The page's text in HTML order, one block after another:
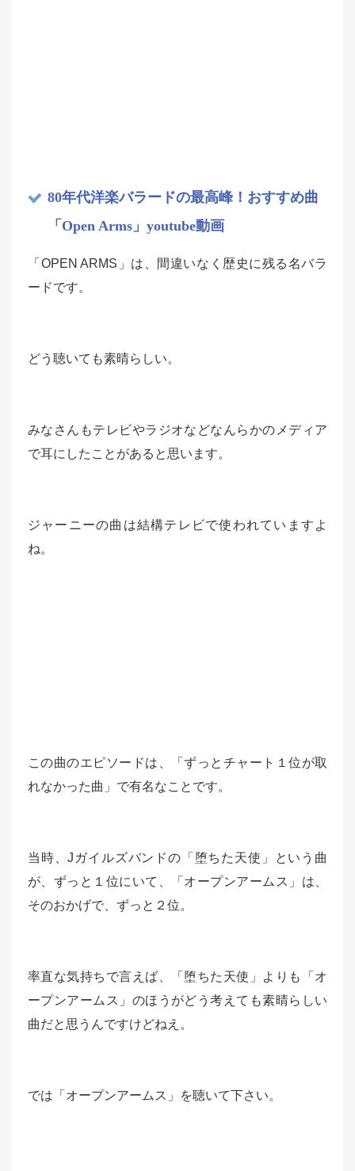
80年代洋楽バラードの最高峰！おすすめ曲
「Open Arms」youtube動画
「OPEN ARMS」は、間違いなく歴史に残る名バラ
ードです。
どう聴いても素晴らしい。
みなさんもテレビやラジオなどなんらかのメディア
で耳にしたことがあると思います。
ジャーニーの曲は結構テレビで使われていますよ
ね。
この曲のエピソードは、「ずっとチャート１位が取
れなかった曲」で有名なことです。
当時、Jガイルズバンドの「堕ちた天使」という曲
が、ずっと１位にいて、「オープンアームス」は、
そのおかげで、ずっと２位。
率直な気持ちで言えば、「堕ちた天使」よりも「オ
ープンアームス」のほうがどう考えても素晴らしい
曲だと思うんですけどねえ。
では「オープンアームス」を聴いて下さい。